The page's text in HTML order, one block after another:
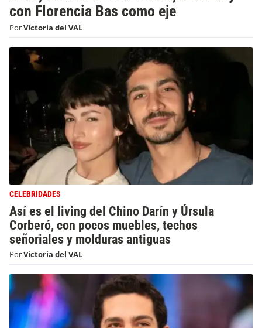
con Florencia Bas como eje
PorVictoria del VAL
CELEBRIDADES
Así es el living del Chino Darín y Úrsula
Corberó, con pocos muebles, techos
señoriales y molduras antiguas
PorVictoria del VAL